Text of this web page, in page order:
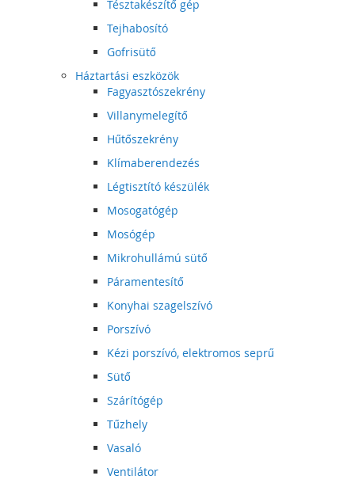
Tésztakészítő gép
Tejhabosító
Gofrisütő
Háztartási eszközök
Fagyasztószekrény
Villanymelegítő
Hűtőszekrény
Klímaberendezés
Légtisztító készülék
Mosogatógép
Mosógép
Mikrohullámú sütő
Páramentesítő
Konyhai szagelszívó
Porszívó
Kézi porszívó, elektromos seprű
Sütő
Szárítógép
Tűzhely
Vasaló
Ventilátor